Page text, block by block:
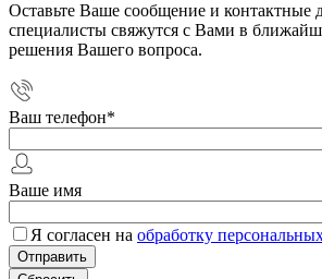
Оставьте Ваше сообщение и контактные
специалисты свяжутся с Вами в
решения Вашего вопроса.
Ваш телефон*
Ваше имя
Я согласен на обработку